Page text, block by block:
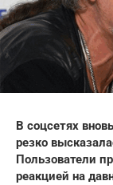
В соцсетях
резко
Пользователи
реакцией на